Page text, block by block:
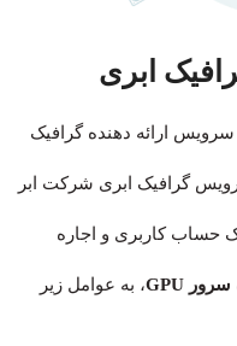
ابری
سرویس ارائه دهنده گرافیک
گرافیک ابری شرکت ابر
حساب کاربری و اجاره
سرور GPU ، به عوامل زیر